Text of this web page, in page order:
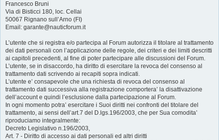
Francesco Bruni
Via di Bisticci 180, loc. Cellai
50067 Rignano sull’Arno (FI)
Email: garante@nauticforum.it
L’utente che si registra e/o partecipa al Forum autorizza il titolare al trattamento
dei dati personali con l’applicazione delle regole, dei criteri e dei limiti descritti
ai capitoli precedenti, al fine di poter partecipare alle discussioni del Forum.
L’utente, se in disaccordo, ha diritto di esercitare la revoca del consenso al
trattamento dati scrivendo ai recapiti sopra indicati.
L’utente e’ consapevole che una richiesta di revoca del consenso al
trattamento dati successiva alla registrazione comportera’ la disattivazione
dell’account e quindi l’esclusione dalla partecipazione al Forum.
In ogni momento potra’ esercitare i Suoi diritti nei confronti del titolare del
trattamento, ai sensi dell’art.7 del D.lgs.196/2003, che per Sua comodita’
riproduciamo integralmente:
Decreto Legislativo n.196/2003,
Art. 7 - Diritto di accesso ai dati personali ed altri diritti